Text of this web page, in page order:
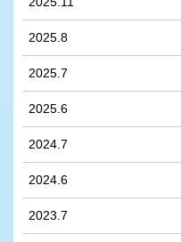
2025.8
2025.7
2025.6
2024.7
2024.6
2023.7